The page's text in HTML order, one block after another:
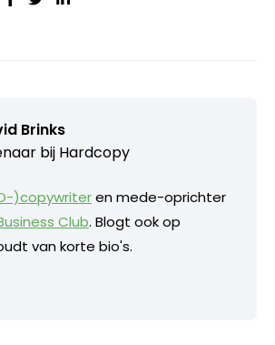
Brinks
bij Hardcopy
)copywriteren mede-oprichter
Club. Blogt ook op
van korte bio's.